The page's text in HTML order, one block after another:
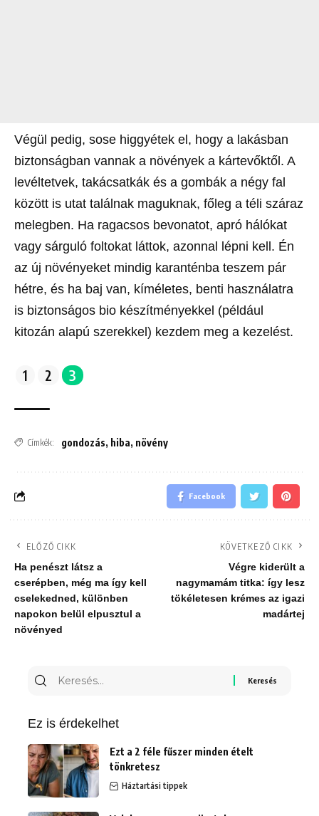
Végül pedig, sose higgyétek el, hogy a lakásban
biztonságban vannak a növények a kártevőktől. A
levéltetvek, takácsatkák és a gombák a négy fal
között is utat találnak maguknak, főleg a téli száraz
melegben. Ha ragacsos bevonatot, apró hálókat
vagy sárguló foltokat láttok, azonnal lépni kell. Én
az új növényeket mindig karanténba teszem pár
hétre, és ha baj van, kíméletes, benti használatra
is biztonságos bio készítményekkel (például
kitozán alapú szerekkel) kezdem meg a kezelést.
1 2 3
Címkék: gondozás, hiba, növény
Facebook
ELŐZŐ CIKK
Ha penészt látsz a
cserépben, még ma így kell
cselekedned, különben
napokon belül elpusztul a
növényed
KÖVETKEZŐ CIKK
Végre kiderült a
nagymamám titka: így lesz
tökéletesen krémes az igazi
madártej
Keresés
Ez is érdekelhet
Ezt a 2 féle fűszer minden ételt
tönkretesz
Háztartási tippek